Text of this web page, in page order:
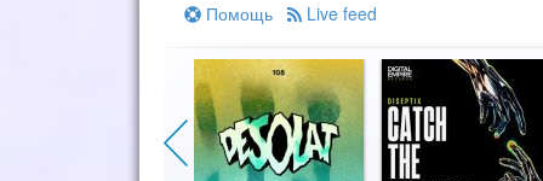
Помощь
Live feed